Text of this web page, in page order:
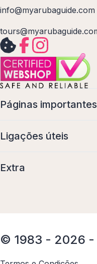
info@myarubaguide.com
Páginas importantes
Ligações úteis
Extra
© 1983 - 2026 -